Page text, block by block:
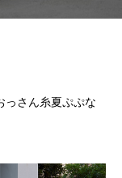
っさん糸夏ぷぷな